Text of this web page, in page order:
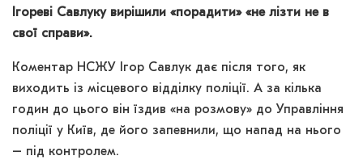
Ігореві Савлуку вирішили «порадити» «не лізти не в
свої справи».
Коментар НСЖУ Ігор Савлук дає після того, як
виходить із місцевого відділку поліції. А за кілька
годин до цього він їздив «на розмову» до Управління
поліції у Київ, де його запевнили, що напад на нього
– під контролем.